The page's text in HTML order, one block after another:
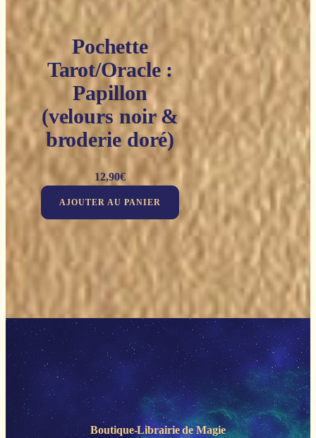
Pochette
Tarot/Oracle :
Papillon
(velours noir &
broderie doré)
12,90€
AJOUTER AU PANIER
Boutique-Librairie deMagie